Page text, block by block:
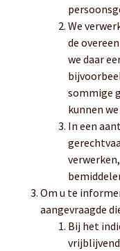
We
de
we daar
sommige
kunnen
In een
Om u te
aangevraagde
Bij het